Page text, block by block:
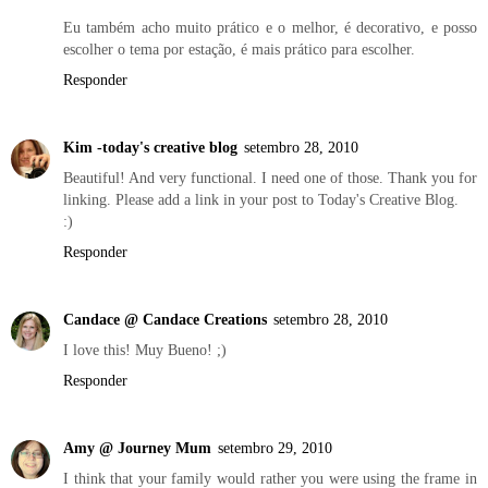
Eu também acho muito prático e o melhor, é decorativo, e posso
escolher o tema por estação, é mais prático para escolher.
Responder
Kim -today's creative blog setembro 28, 2010
Beautiful! And very functional. I need one of those. Thank you for
linking. Please add a link in your post to Today's Creative Blog.
:)
Responder
Candace @ Candace Creations setembro 28, 2010
I love this! Muy Bueno! ;)
Responder
Amy @ Journey Mum setembro 29, 2010
I think that your family would rather you were using the frame in